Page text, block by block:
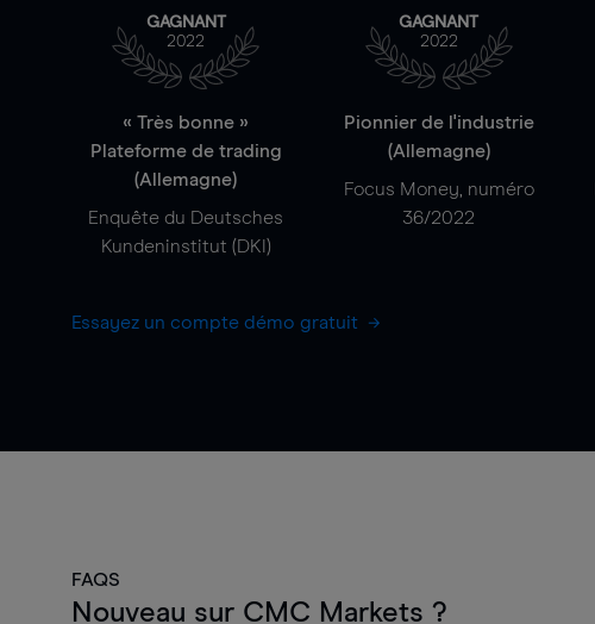
GAGNANT
2022
« Très bonne »
Plateforme de trading
(Allemagne)
Enquête du Deutsches
Kundeninstitut (DKI)
GAGNANT
2022
Pionnier de l'industrie
(Allemagne)
Focus Money, numéro
36/2022
Essayez un compte démo gratuit
FAQS
Nouveau sur CMC Markets ?